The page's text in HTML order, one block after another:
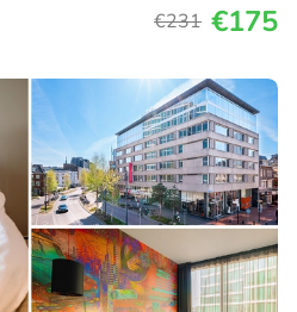
€231 €175